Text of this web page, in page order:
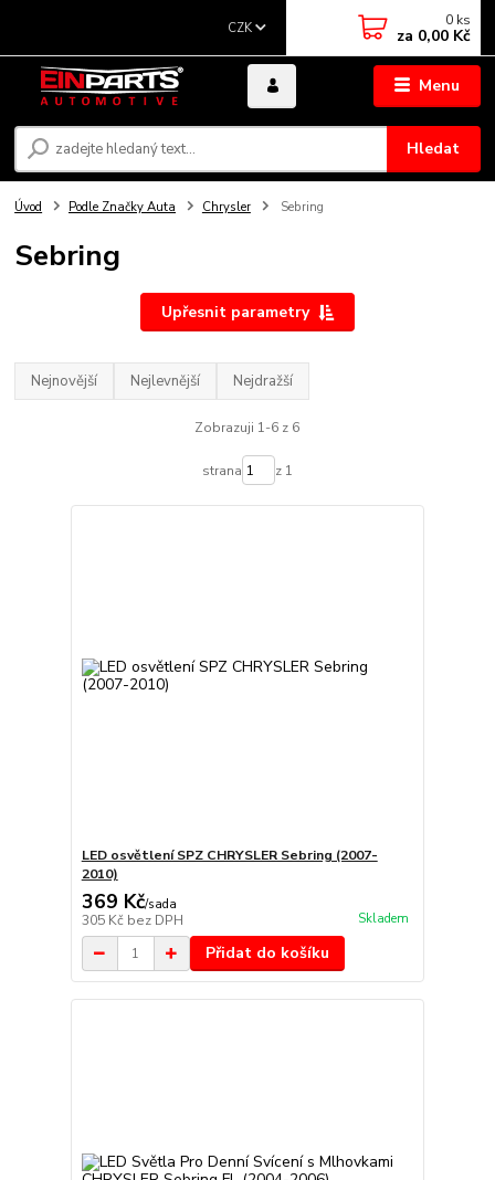
Menu
CZK
Hledat
0 ks
za 0,00 Kč
Úvod Podle Značky Auta Chrysler Sebring
Sebring
Upřesnit parametry
Nejnovější Nejlevnější Nejdražší
Zobrazuji 1-6 z 6
strana z 1
LED osvětlení SPZ CHRYSLER Sebring (2007-
2010)
369 Kč/sada
305 Kč bez DPH Skladem
Přidat do košíku